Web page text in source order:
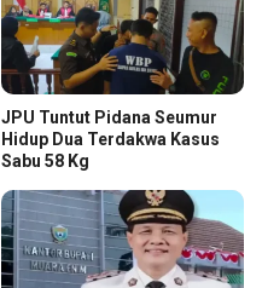
JPU Tuntut Pidana Seumur
Hidup Dua Terdakwa Kasus
Sabu 58 Kg